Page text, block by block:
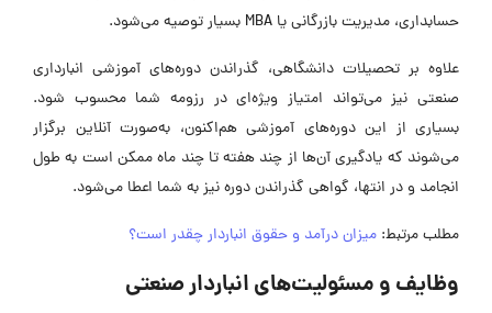
حسابداری، مدیریت بازرگانی یا MBA بسیار توصیه می‌شود.
علاوه بر تحصیلات دانشگاهی، گذراندن دوره‌های آموزشی انبارداری
صنعتی نیز می‌تواند امتیاز ویژه‌ای در رزومه شما محسوب شود.
بسیاری از این دوره‌های آموزشی هم‌اکنون، به‌صورت آنلاین برگزار
می‌شوند که یادگیری آن‌ها از چند هفته تا چند ماه ممکن است به طول
انجامد و در انتها، گواهی گذراندن دوره نیز به شما اعطا می‌شود.
مطلب مرتبط: میزان درآمد و حقوق انباردار چقدر است؟
وظایف و مسئولیت‌های انباردار صنعتی